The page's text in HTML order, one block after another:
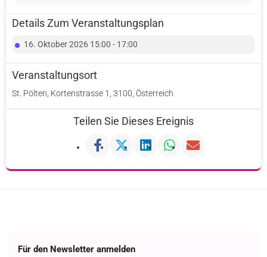
Details Zum Veranstaltungsplan
16. Oktober 2026 15:00 - 17:00
Veranstaltungsort
St. Pölten, Kortenstrasse 1, 3100, Österreich
Teilen Sie Dieses Ereignis
Für den Newsletter anmelden